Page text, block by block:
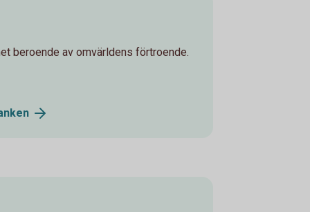
beroende av omvärldens förtroende.